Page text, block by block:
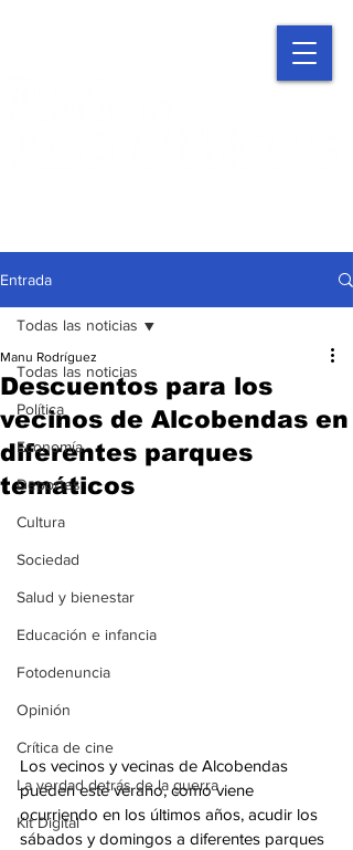
Entrada
Todas las noticias
Política
Economía
Deportes
Cultura
Sociedad
Salud y bienestar
Educación e infancia
Fotodenuncia
Opinión
Crítica de cine
La verdad detrás de la guerra
Kit Digital
Todas las noticias
Descuentos para los
vecinos de Alcobendas en
diferentes parques
temáticos
Manu Rodríguez
Los vecinos y vecinas de Alcobendas
pueden este verano, como viene
ocurriendo en los últimos años, acudir los
sábados y domingos a diferentes parques